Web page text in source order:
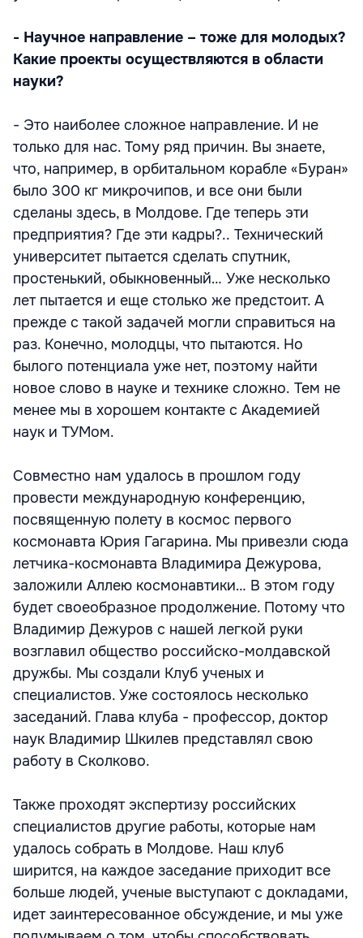
- Научное направление – тоже для молодых?
Какие проекты осуществляются в области
науки?
- Это наиболее сложное направление. И не
только для нас. Тому ряд причин. Вы знаете,
что, например, в орбитальном корабле «Буран»
было 300 кг микрочипов, и все они были
сделаны здесь, в Молдове. Где теперь эти
предприятия? Где эти кадры?.. Технический
университет пытается сделать спутник,
простенький, обыкновенный… Уже несколько
лет пытается и еще столько же предстоит. А
прежде с такой задачей могли справиться на
раз. Конечно, молодцы, что пытаются. Но
былого потенциала уже нет, поэтому найти
новое слово в науке и технике сложно. Тем не
менее мы в хорошем контакте с Академией
наук и ТУМом.
Совместно нам удалось в прошлом году
провести международную конференцию,
посвященную полету в космос первого
космонавта Юрия Гагарина. Мы привезли сюда
летчика-космонавта Владимира Дежурова,
заложили Аллею космонавтики… В этом году
будет своеобразное продолжение. Потому что
Владимир Дежуров с нашей легкой руки
возглавил общество российско-молдавской
дружбы. Мы создали Клуб ученых и
специалистов. Уже состоялось несколько
заседаний. Глава клуба - профессор, доктор
наук Владимир Шкилев представлял свою
работу в Сколково.
Также проходят экспертизу российских
специалистов другие работы, которые нам
удалось собрать в Молдове. Наш клуб
ширится, на каждое заседание приходит все
больше людей, ученые выступают с докладами,
идет заинтересованное обсуждение, и мы уже